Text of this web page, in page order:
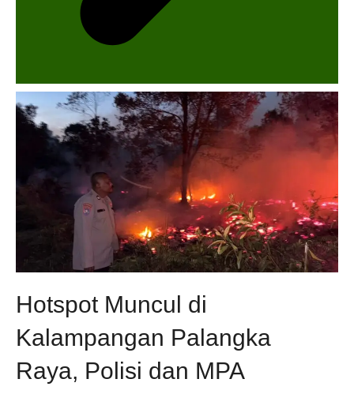
Hotspot Muncul di
Kalampangan Palangka
Raya, Polisi dan MPA